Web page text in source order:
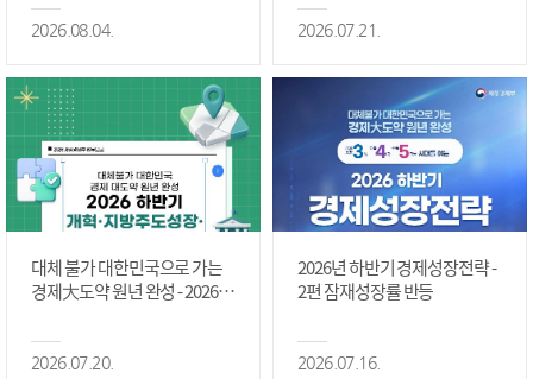
2026.08.04. 2026.07.21.
대체 불가 대한민국으로 가는
경제大도약 원년 완성 - 2026 하
정상화 #2편
2026.07.20.
2026년 하반기 경제성장전략 -
2편 잠재성장률 반등
2026.07.16.